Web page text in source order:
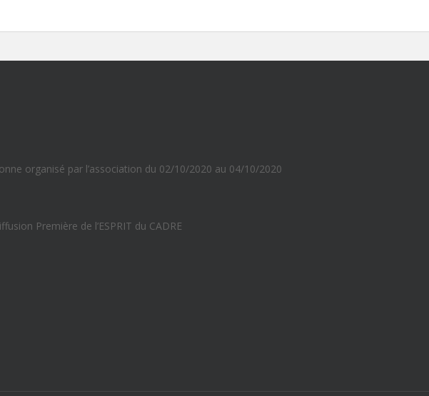
organisé par l’association du 02/10/2020 au 04/10/2020
Première de l’ESPRIT du CADRE